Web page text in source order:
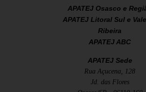
APATEJ Osasco e
APATEJ Litoral Sul e
Ribeira
APATEJ ABC
APATEJ Sede
Rua Açucena, 128
Jd. das Flores